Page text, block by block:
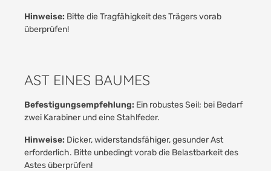
Hinweise: Bitte die Tragfähigkeit des Trägers vorab
überprüfen!
AST EINES BAUMES
Befestigungsempfehlung: Ein robustes Seil; bei Bedarf
zwei Karabiner und eine Stahlfeder.
Hinweise: Dicker, widerstandsfähiger, gesunder Ast
erforderlich. Bitte unbedingt vorab die Belastbarkeit des
Astes überprüfen!